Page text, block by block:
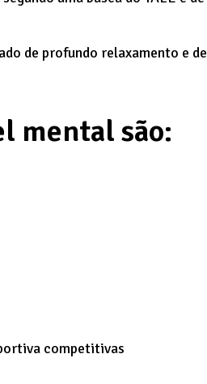
de profundo relaxamento e de
mental são:
competitivas